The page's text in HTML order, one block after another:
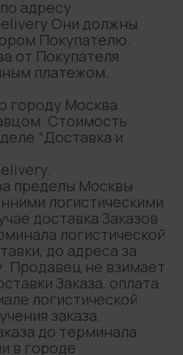
адресу
Они должны
Покупателю.
от Покупателя
платежом.
городу Москва
Стоимость
“Доставка и
пределы Москвы
логистическими
доставка Заказов
логистической
до адреса за
Продавец не взимает
Заказа, оплата
логистической
заказа.
до терминала
в городе